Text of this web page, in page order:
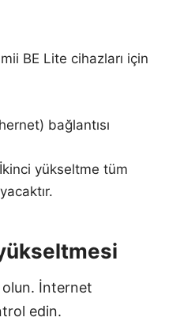
BE Lite cihazları için
bağlantısı
yükseltme tüm
olun. İnternet
edin.